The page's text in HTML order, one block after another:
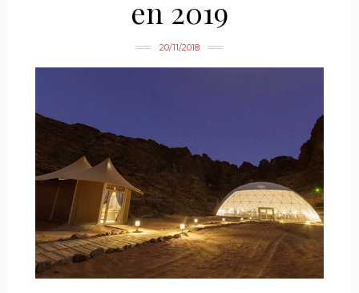
en 2019
20/11/2018